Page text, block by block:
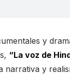
y
“La voz de
narrativa y